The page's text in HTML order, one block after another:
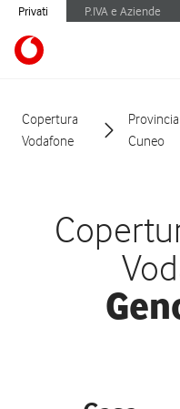
Privati P.IVA e Aziende
Copertura
Vodafone
Cuneo